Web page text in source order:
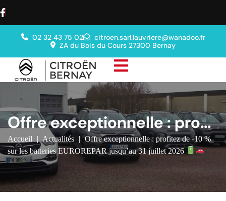
02 32 43 75 02
citroen.sarl.lauvriere@wanadoo.fr
ZA du Bois du Cours 27300 Bernay
Offre exceptionnelle : profit
ez de -10 % sur les batterie
s EUROREPAR jusqu’au 31 jui
llet 2026
Accueil | Actualités | Offre exceptionnelle : profitez de -10 %
sur les batteries EUROREPAR jusqu’au 31 juillet 2026